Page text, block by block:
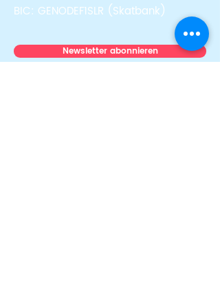
BIC: GENODEF1SLR (Skatbank)
Newsletter abonnieren